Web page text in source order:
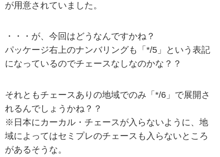
が用意されていました。
・・・が、今回はどうなんですかね？
パッケージ右上のナンバリングも「*/5」という表記
になっているのでチェースなしなのかな？？
それともチェースありの地域でのみ「*/6」で展開さ
れるんでしょうかね？？
※日本にカーカル・チェースが入らないように、地
域によってはセミプレのチェースも入らないところ
があるそうな。